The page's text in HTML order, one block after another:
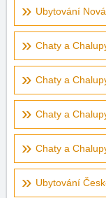
Ubytování
Chaty a
Chaty a
Chaty a
Chaty a
Ubytování